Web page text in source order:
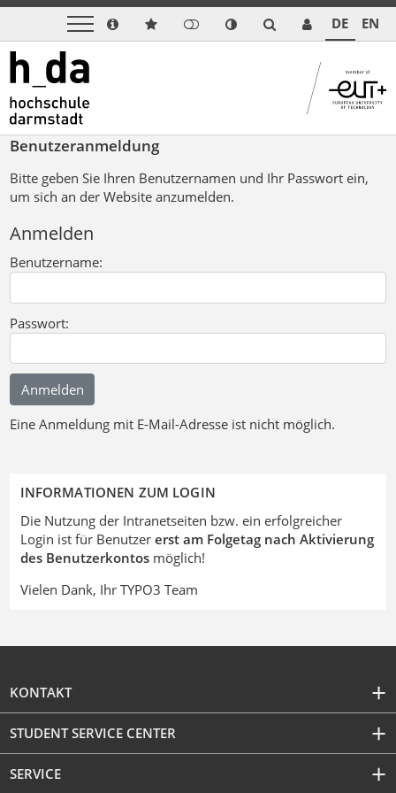
DE EN
Benutzeranmeldung
Bitte geben Sie Ihren Benutzernamen und Ihr Passwort ein,
um sich an der Website anzumelden.
Anmelden
Benutzername:
Passwort:
Eine Anmeldung mit E-Mail-Adresse ist nicht möglich.
INFORMATIONEN ZUM LOGIN
Die Nutzung der Intranetseiten bzw. ein erfolgreicher
Login ist für Benutzer erst am Folgetag nach Aktivierung
des Benutzerkontosmöglich!
Vielen Dank, Ihr TYPO3 Team
KONTAKT
STUDENT SERVICE CENTER
SERVICE